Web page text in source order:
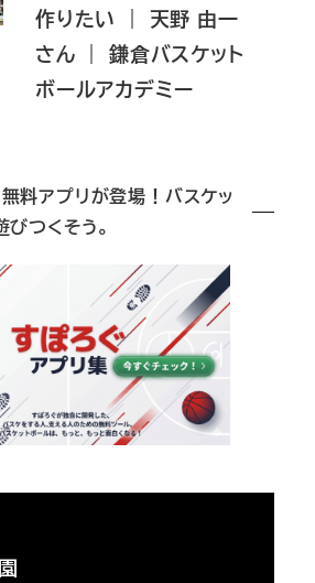
作りたい ｜ 天野 由一
さん ｜ 鎌倉バスケット
ボールアカデミー
料アプリが登場！バスケッ
びつくそう。